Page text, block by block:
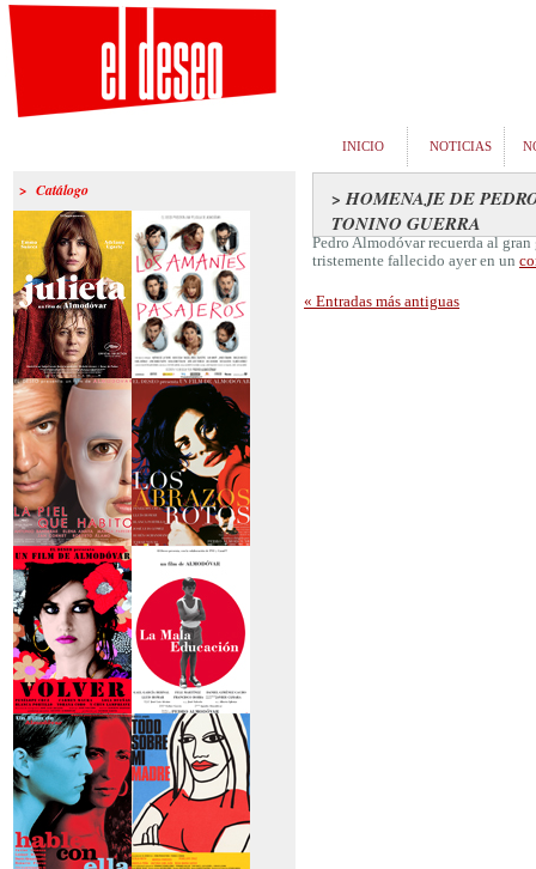
INICIO NOTICIAS
> Catálogo
>Julieta
>Los amantes
pasajeros
>La piel que habito >Los abrazos rotos
>Volver >La mala educación
> HOMENAJE DE
TONINO GUERRA
Pedro Almodóvar recuerda al
tristemente fallecido ayer en un
« Entradas más antiguas